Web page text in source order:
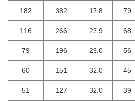
79
17.8
382
182
68
23.9
266
116
56
29.0
196
79
45
32.0
151
60
39
32.0
127
51